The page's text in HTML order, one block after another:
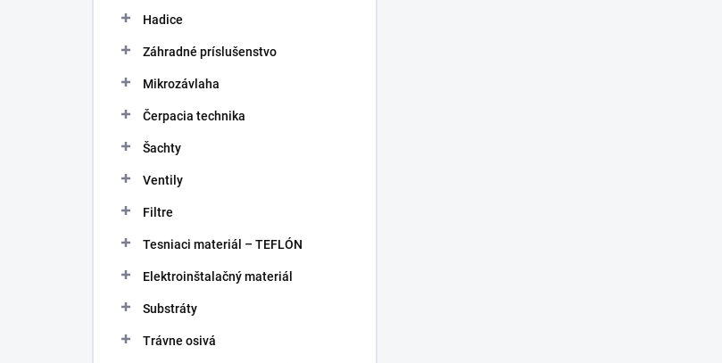
Hadice
Záhradné príslušenstvo
Mikrozávlaha
Čerpacia technika
Šachty
Ventily
Filtre
Tesniaci materiál – TEFLÓN
Elektroinštalačný materiál
Substráty
Trávne osivá